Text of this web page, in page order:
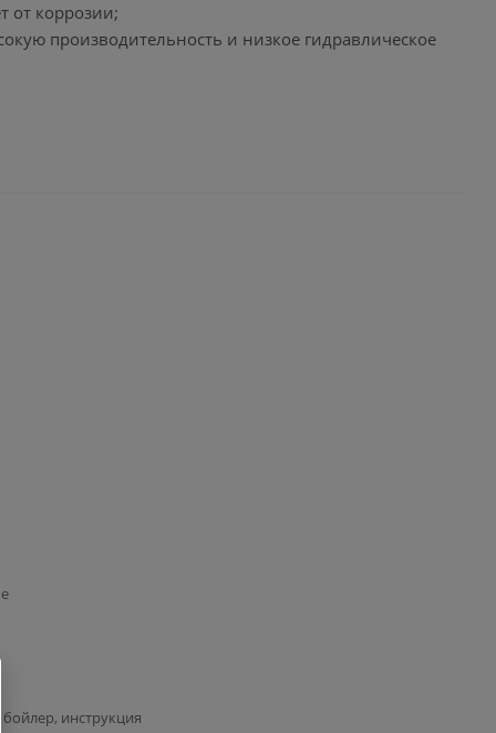
от коррозии;
производительность и низкое гидравлическое
инструкция